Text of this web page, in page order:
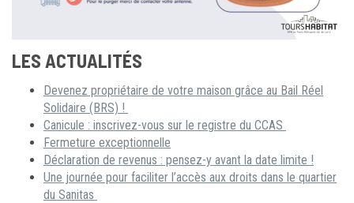
LES ACTUALITÉS
Devenez propriétaire de votre maison grâce au Bail Réel
Solidaire (BRS) !
Canicule : inscrivez-vous sur le registre du CCAS
Fermeture exceptionnelle
Déclaration de revenus : pensez-y avant la date limite !
Une journée pour faciliter l’accès aux droits dans le quartier
du Sanitas